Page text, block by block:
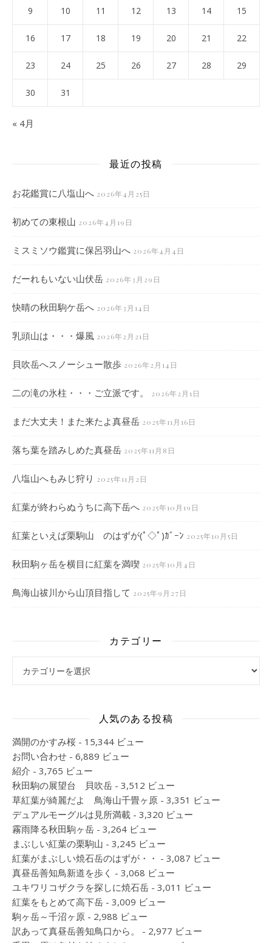
9 10 11 12 13 14 15
16 17 18 19 20 21 22
23 24 25 26 27 28 29
30 31
« 4月
最近の投稿
お花鑑賞に八塩山へ 2026年4月25日
初めての東根山 2026年4月19日
ミスミソウ鑑賞に保呂羽山へ 2026年4月4日
だーれもいない山伏岳 2026年3月29日
快晴の秋田駒ケ岳へ 2026年3月14日
乳頭山は・・・爆風 2026年2月21日
貝吹岳へスノーシュー散歩 2026年2月14日
二の滝の氷柱・・・ご立派です。 2026年2月1日
まだ大丈夫！また来たよ真昼岳 2025年11月16日
落ち葉を踏みしめた真昼岳 2025年11月8日
八塩山へもみじ狩り 2025年11月2日
紅葉が終わらぬうちに高下岳へ 2025年10月19日
紅葉といえば栗駒山 のはずが(ﾟ◇ﾟ)ｶﾞｰﾝ 2025年10月5日
秋田駒ヶ岳を横目に紅葉を満喫 2025年10月4日
鳥海山祓川から山頂目指して 2025年9月27日
カテゴリー
人気のある投稿
満開のかすみ桜 - 15,344 ビュー
お問い合わせ - 6,889 ビュー
紹介 - 3,765 ビュー
秋田駒の展望台 貝吹岳 - 3,512 ビュー
草紅葉が綺麗だよ 鳥海山千畳ヶ原 - 3,351 ビュー
デュアルモーグルは見所満載 - 3,320 ビュー
霧雨降る秋田駒ヶ岳 - 3,264 ビュー
まぶしい紅葉の栗駒山 - 3,245 ビュー
紅葉がまぶしい焼石岳のはずが・・ - 3,087 ビュー
真昼岳善知鳥新道を歩く - 3,068 ビュー
ユキワリコザクラを探しに焼石岳 - 3,011 ビュー
紅葉をもとめて高下岳 - 3,009 ビュー
駒ヶ岳～千沼ヶ原 - 2,988 ビュー
訳あって真昼岳善知鳥口から。
- 2,977 ビュー